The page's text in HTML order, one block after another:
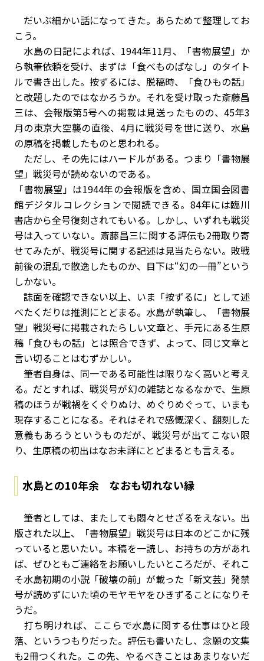
だいぶ細かい話になってきた。あらためて整理してお
こう。
水島の日記によれば、1944年11月、「書物展望」か
ら執筆依頼を受け、まずは「食べものばなし」のタイト
ルで書き出した。按ずるには、脱稿時、「食ひもの話」
と改題したのではなかろうか。それを受け取った斎藤昌
三は、会報版第5号への掲載は見送ったものの、45年3
月の東京大空襲の直後、4月に戦災号を世に送り、水島
の原稿を掲載したものと思われる。
ただし、その先にはハードルがある。つまり「書物展
望」戦災号が読めないのである。
「書物展望」は1944年の会報版を含め、国立国会図書
館デジタルコレクションで閲読できる。84年には臨川
書店から全号復刻されてもいる。しかし、いずれも戦災
号は入っていない。斎藤昌三に関する評伝も2冊取り寄
せてみたが、戦災号に関する記述は見当たらない。敗戦
前後の混乱で散逸したものか、目下は“幻の一冊”という
しかない。
誌面を確認できない以上、いま「按ずるに」として述
べたくだりは推測にとどまる。水島が執筆し、「書物展
望」戦災号に掲載されたらしい文章と、手元にある生原
稿「食ひもの話」とは照合できず、よって、同じ文章と
言い切ることはむずかしい。
筆者自身は、同一である可能性は限りなく高いと考え
る。だとすれば、戦災号が幻の雑誌となるなかで、生原
稿のほうが戦禍をくぐりぬけ、めぐりめぐって、いまも
現存することになる。それはそれで感慨深く、翻刻した
意義もあろうというものだが、戦災号が出てこない限
り、生原稿の初出はなお未詳にとどまるとも言える。
水島との10年余 なおも切れない縁
筆者としては、またしても悶々とせざるをえない。出
版された以上、「書物展望」戦災号は日本のどこかに残
っていると思いたい。本稿を一読し、お持ちの方があれ
ば、ぜひともご連絡をお願いしたいところだが、それこ
そ水島初期の小説「破壊の前」が載った「新文芸」発禁
号が読めずにいた頃のモヤモヤをひきずることになりそ
うだ。
打ち明ければ、ここらで水島に関する仕事はひと段
落、というつもりだった。評伝も書いたし、念願の文集
も2冊つくれた。この先、やるべきことはあまりないだ